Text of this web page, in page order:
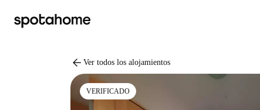
arrow_back Ver todos los alojamientos
VERIFICADO